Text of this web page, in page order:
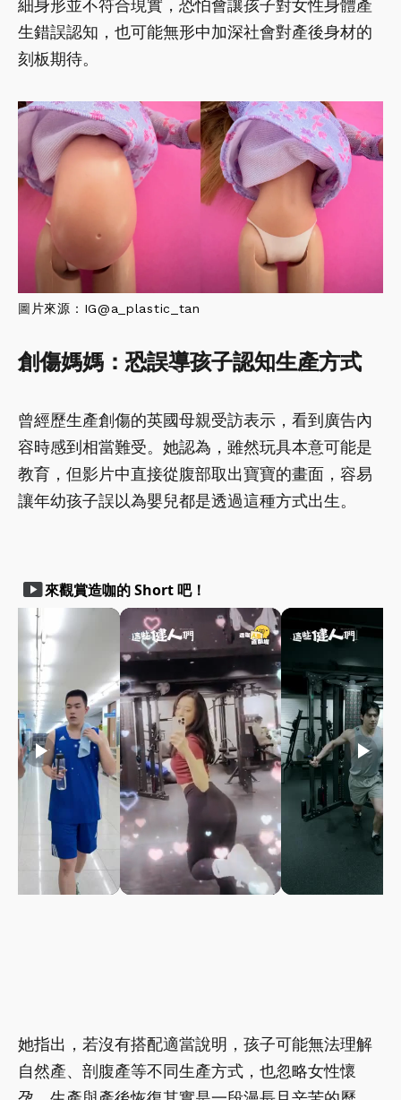
細身形並不符合現實，恐怕會讓孩子對女性身體產
生錯誤認知，也可能無形中加深社會對產後身材的
刻板期待。
圖 片來源：IG@a_plastic_tan
創傷媽媽：恐誤導孩子認知生產方式
曾經歷生產創傷的英國母親受訪表示，看到廣告內
容時感到相當難受。她認為，雖然玩具本意可能是
教育，但影片中直接從腹部取出寶寶的畫面，容易
讓年幼孩子誤以為嬰兒都是透過這種方式出生。
smart_display來觀賞造咖的 Short 吧！
play_arrow play_arrow play_arrow
她指出，若沒有搭配適當說明，孩子可能無法理解
自然產、剖腹產等不同生產方式，也忽略女性懷